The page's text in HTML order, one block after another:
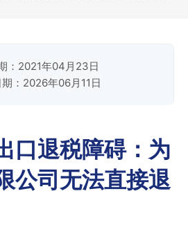
：2021年04月23日
：2026年06月11日
口退税障碍：为
公司无法直接退